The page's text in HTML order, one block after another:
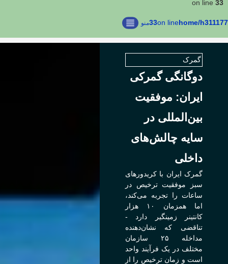
on line 33
on line
33منو
گمرک
دوگانگی گمرکی
ایران: موفقیت
بین‌المللی در
سایه چالش‌های
داخلی
گمرک ایران با کریدورهای
سبز موفقیت ترخیص در
ساعات را تجربه می‌کند،
اما همزمان ۱۰ هزار
کانتینر زمینگیر دارد -
تناقضی که نشان‌دهنده
مداخله ۲۵ سازمان
مختلف در یک فرآیند واحد
است و زمان ترخیص را از